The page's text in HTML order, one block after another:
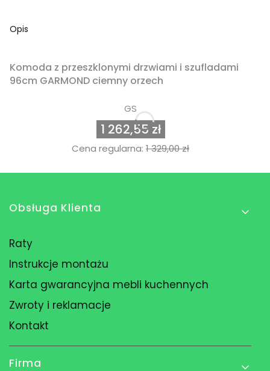
Opis
Komoda z przeszklonymi drzwiami i szufladami
96cm GARMOND ciemny orzech
GS
1 262,55 zł
Cena regularna: 1 329,00 zł
Linki w stopce
Obsługa Klienta
Raty
Instrukcje montażu
Karta gwarancyjna mebli kuchennych
Zwroty i reklamacje
Kontakt
Firma